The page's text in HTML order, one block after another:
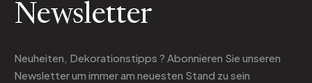
Newsletter
Neuheiten, Dekorationstipps ? Abonnieren Sie unseren
Newsletterum immer am neuesten Stand zu sein